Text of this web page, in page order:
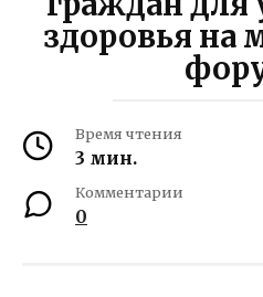
здоровья на
Время чтения
3 мин.
Комментарии
0